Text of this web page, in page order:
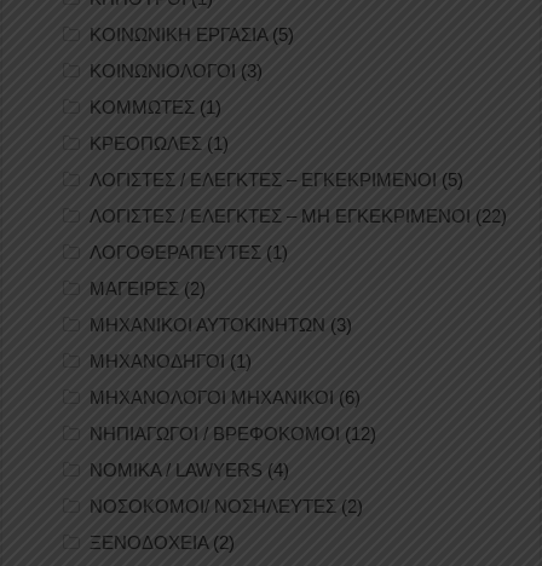
ΚΟΙΝΩΝΙΚΗ ΕΡΓΑΣΙΑ(5)
ΚΟΙΝΩΝΙΟΛΟΓΟΙ (3)
ΚΟΜΜΩΤΕΣ (1)
ΚΡΕΟΠΩΛΕΣ (1)
ΛΟΓΙΣΤΕΣ / ΕΛΕΓΚΤΕΣ – ΕΓΚΕΚΡΙΜΕΝΟΙ (5)
ΛΟΓΙΣΤΕΣ / ΕΛΕΓΚΤΕΣ – ΜΗ ΕΓΚΕΚΡΙΜΕΝΟΙ (22)
ΛΟΓΟΘΕΡΑΠΕΥΤΕΣ (1)
ΜΑΓΕΙΡΕΣ (2)
ΜΗΧΑΝΙΚΟΙ ΑΥΤΟΚΙΝΗΤΩΝ (3)
ΜΗΧΑΝΟΔΗΓΟΙ (1)
ΜΗΧΑΝΟΛΟΓΟΙ ΜΗΧΑΝΙΚΟΙ (6)
ΝΗΠΙΑΓΩΓΟΙ / ΒΡΕΦΟΚΟΜΟΙ (12)
ΝΟΜΙΚΑ / LAWYERS (4)
ΝΟΣΟΚΟΜΟΙ/ ΝΟΣΗΛΕΥΤΕΣ (2)
ΞΕΝΟΔΟΧΕΙΑ(2)